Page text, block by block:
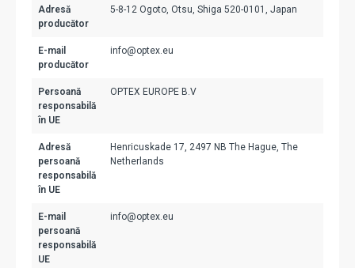
Adresă
producător
5-8-12 Ogoto, Otsu, Shiga 520-0101, Japan
E-mail
producător
info@optex.eu
Persoană
responsabilă
în UE
OPTEX EUROPE B.V
Adresă
persoană
responsabilă
în UE
Henricuskade 17, 2497 NB The Hague, The
Netherlands
E-mail
persoană
responsabilă
UE
info@optex.eu